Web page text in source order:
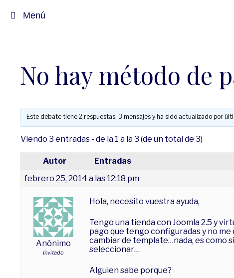
Menú
No hay método de
Este debate tiene 2 respuestas, 3 mensajes y ha sido actualizado por
Viendo 3 entradas - de la 1 a la 3 (de un total de 3)
Autor
Entradas
febrero 25, 2014 a las 12:18 pm
Anónimo
Invitado
Hola, necesito vuestra ayuda,
Tengo una tienda con Joomla 2.5 y
pago que tengo configuradas y no
cambiar de template…nada, es como
seleccionar…
Alguien sabe porque?